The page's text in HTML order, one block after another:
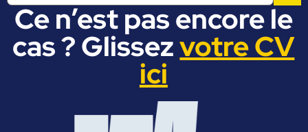
Ce n’est pas encore le
cas ? Glissezvotre CV
ici